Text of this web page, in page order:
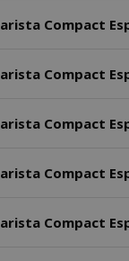
Compact
Compact
Compact
Compact
Compact